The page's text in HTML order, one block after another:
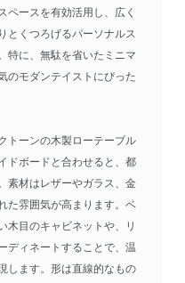
ペースを有効活用し、広く
とくつろげるパーソナルス
特に、無駄を省いたミニマ
のモダンテイストにぴった
トーンの木製ローテーブル
ドボードと合わせると、都
素材はレザーやガラス、金
た雰囲気が高まります。ベ
木目のキャビネットや、リ
ディネートすることで、温
します。形は直線的なもの